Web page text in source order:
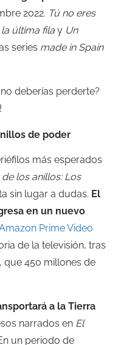
2022. Tú no eres
última fila y Un
series made in Spain
deberías perderte?
de poder
más esperados
los anillos: Los
sin lugar a dudas. El
en un nuevo
Prime Video
de la televisión, tras
que 450 millones de
a la Tierra
narrados en El
un periodo de